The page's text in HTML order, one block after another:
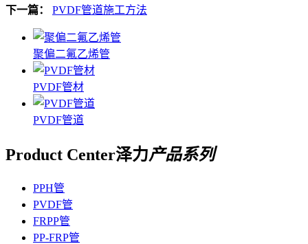
下一篇：
PVDF管道施工方法
聚偏二氟乙烯管
PVDF管材
PVDF管道
Product Center泽力产品系列
PPH管
PVDF管
FRPP管
PP-FRP管